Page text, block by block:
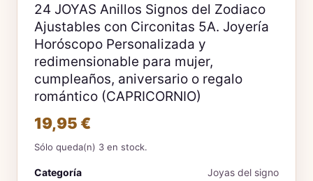
24 JOYAS Anillos Signos del Zodiaco
Ajustables con Circonitas 5A. Joyería
Horóscopo Personalizada y
redimensionable para mujer,
cumpleaños, aniversario o regalo
romántico (CAPRICORNIO)
19,95 €
Sólo queda(n) 3 en stock.
Categoría Joyas del signo